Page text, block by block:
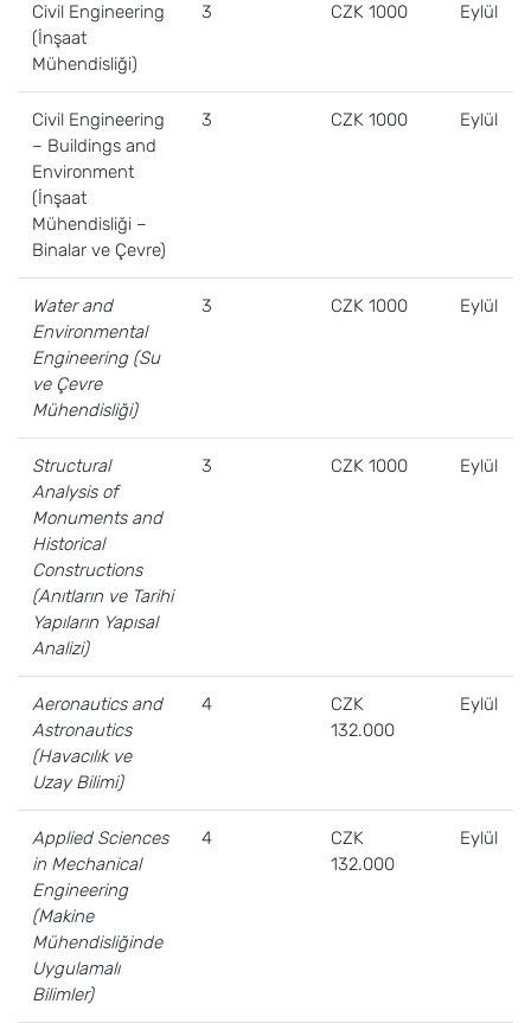
Civil Engineering
(İnşaat
Mühendisliği)
3 CZK 1000 Eylül
Civil Engineering
– Buildings and
Environment
(İnşaat
Mühendisliği –
Binalar ve Çevre)
3 CZK 1000 Eylül
Water and
Environmental
Engineering (Su
ve Çevre
Mühendisliği)
3 CZK 1000 Eylül
Structural
Analysis of
Monuments and
Historical
Constructions
(Anıtların ve Tarihi
Yapıların Yapısal
Analizi)
3 CZK 1000 Eylül
Aeronautics and
Astronautics
(Havacılık ve
Uzay Bilimi)
4
CZK
132.000
Eylül
Applied Sciences
in Mechanical
Engineering
(Makine
Mühendisliğinde
Uygulamalı
Bilimler)
4
CZK
132.000
Eylül